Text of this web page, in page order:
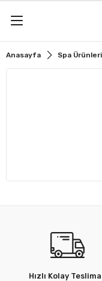
Anasayfa Spa Ürünleri
Hızlı Kolay